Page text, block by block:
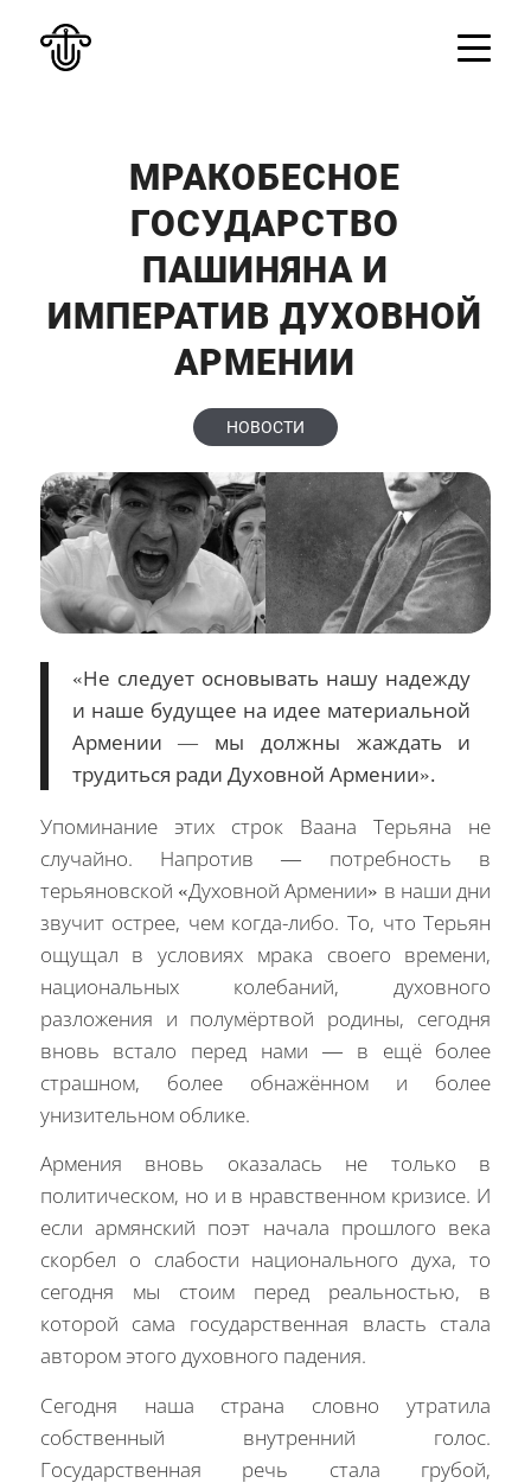
МРАКОБЕСНОЕ
ГОСУДАРСТВО
ПАШИНЯНА И
ИМПЕРАТИВ ДУХОВНОЙ
АРМЕНИИ
НОВОСТИ
«Не следует основывать нашу надежду
и наше будущее на идее материальной
Армении — мы должны жаждать и
трудиться ради Духовной Армении».
Упоминание этих строк Ваана Терьяна не
случайно. Напротив — потребность в
терьяновской «Духовной Армении» в наши дни
звучит острее, чем когда-либо. То, что Терьян
ощущал в условиях мрака своего времени,
национальных колебаний, духовного
разложения и полумёртвой родины, сегодня
вновь встало перед нами — в ещё более
страшном, более обнажённом и более
унизительном облике.
Армения вновь оказалась не только в
политическом, но и в нравственном кризисе. И
если армянский поэт начала прошлого века
скорбел о слабости национального духа, то
сегодня мы стоим перед реальностью, в
которой сама государственная власть стала
автором этого духовного падения.
Сегодня наша страна словно утратила
собственный внутренний голос.
Государственная речь стала грубой,